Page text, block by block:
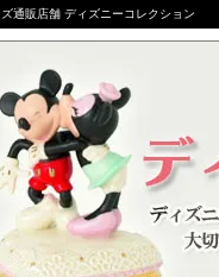
通販店舗 ディズニーコレクション